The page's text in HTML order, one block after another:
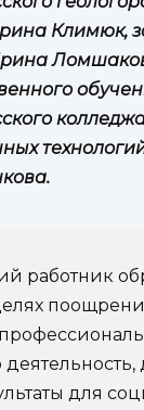
Климюк,
работник
для